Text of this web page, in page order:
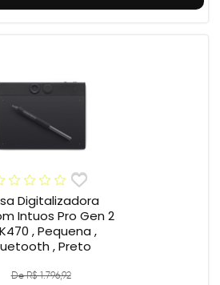
Digitalizadora
Intuos Pro Gen 2
, Pequena ,
, Preto
De R$ 1.796,92